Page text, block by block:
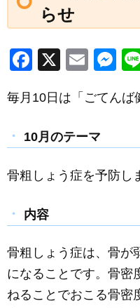
らせ
F
c
e
b
o
k
X
E
ail
M
ss
n
g
毎月10日は「ごてんば
10月のテーマ
骨粗しょう症を予防し
内容
骨粗しょう症は、骨が
になることです。骨密
ねることでおこる骨密